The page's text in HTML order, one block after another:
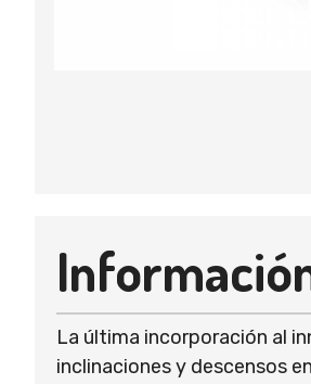
La última incorporación al
inclinaciones y descensos